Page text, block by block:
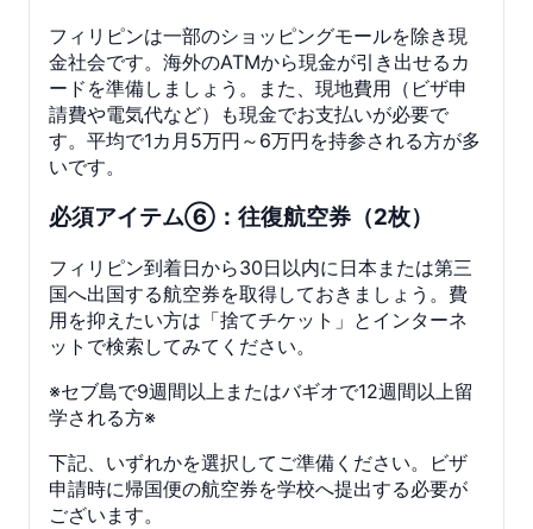
フィリピンは一部のショッピングモールを除き現
金社会です。海外のATMから現金が引き出せるカ
ードを準備しましょう。また、現地費用（ビザ申
請費や電気代など）も現金でお支払いが必要で
す。平均で1カ月5万円～6万円を持参される方が多
いです。
必須アイテム⑥：往復航空券（2枚）
フィリピン到着日から30日以内に日本または第三
国へ出国する航空券を取得しておきましょう。費
用を抑えたい方は「捨てチケット」とインターネ
ットで検索してみてください。
※セブ島で9週間以上またはバギオで12週間以上留
学される方※
下記、いずれかを選択してご準備ください。ビザ
申請時に帰国便の航空券を学校へ提出する必要が
ございます。